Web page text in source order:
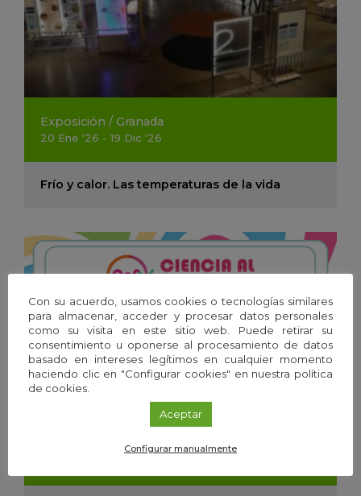
Exposición / Granada
20 Ene '26 - 19 Dic '26
Frío y calor. Las temperaturas de la vida
Con su acuerdo, usamos cookies o tecnologías similares
para almacenar, acceder y procesar datos personales
como su visita en este sitio web. Puede retirar su
consentimiento u oponerse al procesamiento de datos
basado en intereses legítimos en cualquier momento
haciendo clic en "Configurar cookies" en nuestra política
de cookies.
Aceptar
Configurar manualmente